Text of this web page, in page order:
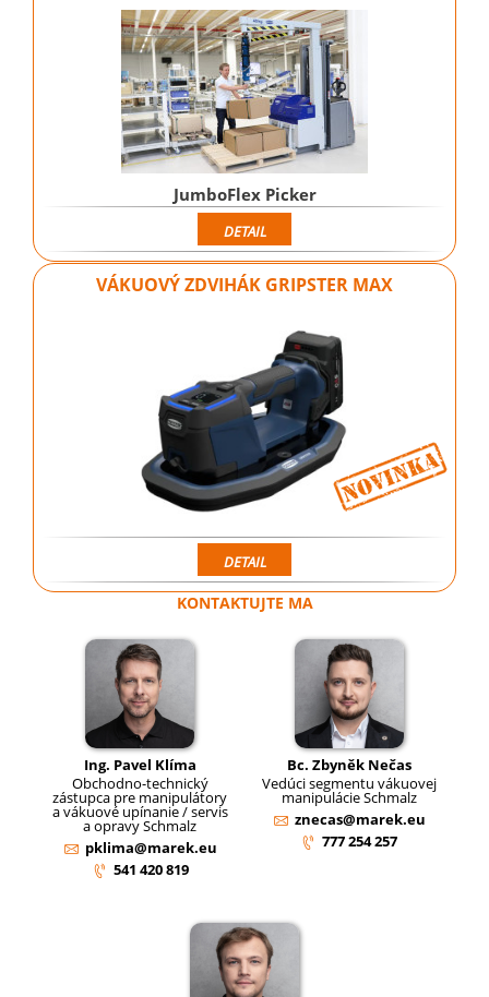
JumboFlex Picker
DETAIL
VÁKUOVÝ ZDVIHÁK GRIPSTER MAX
DETAIL
KONTAKTUJTE MA
Ing. Pavel Klíma
Obchodno-technický
zástupca pre manipulátory
a vákuové upínanie / servis
a opravy Schmalz
pklima@marek.eu
541 420 819
Bc. Zbyněk Nečas
Vedúci segmentu vákuovej
manipulácie Schmalz
znecas@marek.eu
777 254 257